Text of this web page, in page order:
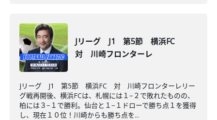
Jリーグ J1 第5節 横浜FC
対 川崎フロンターレ
Jリーグ J1 第5節 横浜FC 対 川崎フロンターレリー
グ戦再開後、横浜FCは、札幌には１−２で敗れたものの、
柏には３−１で勝利。仙台と１−１ドローで勝ち点１を獲得
し、現在１０位！川崎からも勝ち点を...